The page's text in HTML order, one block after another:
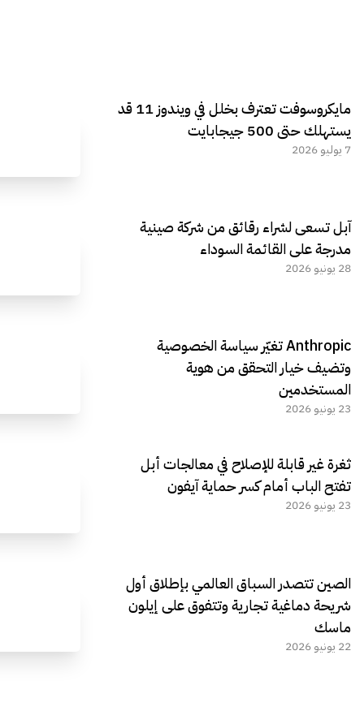
مايكروسوفت تعترف بخلل في ويندوز 11 قد
يستهلك حتى 500 جيجابايت
7 يوليو 2026
آبل تسعى لشراء رقائق من شركة صينية
مدرجة على القائمة السوداء
28 يونيو 2026
Anthropic تغيّر سياسة الخصوصية
وتضيف خيار التحقق من هوية
المستخدمين
23 يونيو 2026
ثغرة غير قابلة للإصلاح في معالجات أبل
تفتح الباب أمام كسر حماية آيفون
23 يونيو 2026
الصين تتصدر السباق العالمي بإطلاق أول
شريحة دماغية تجارية وتتفوق على إيلون
ماسك
22 يونيو 2026